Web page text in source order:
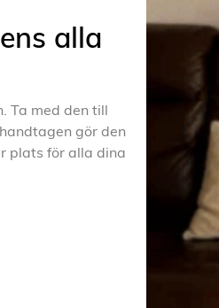
alla
Ta med den till
gör den
plats för alla dina